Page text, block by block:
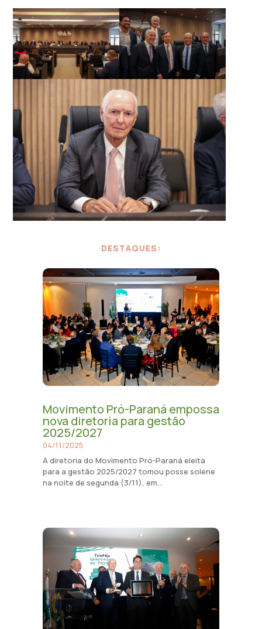
DESTAQUES:
Movimento Pró-Paraná empossa
nova diretoria para gestão
2025/2027
04/11/2025
A diretoria do Movimento Pró-Paraná eleita
para a gestão 2025/2027 tomou posse solene
na noite de segunda (3/11), em...